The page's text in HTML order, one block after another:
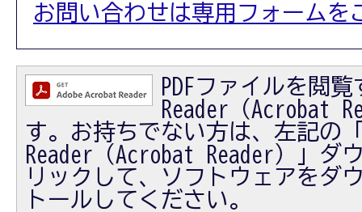
お問い合わせは専用フォームを
PDFファイルを閲
Reader（Acrobat
す。お持ちでない方は、左記の
Reader（Acrobat Reader）」ダ
リックして、ソフトウェアをダ
トールしてください。